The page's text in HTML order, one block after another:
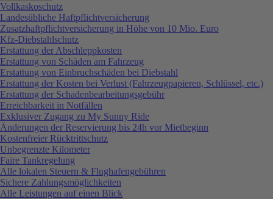
Vollkaskoschutz
Landesübliche Haftpflichtversicherung
Zusatzhaftpflichtversicherung in Höhe von 10 Mio. Euro
Kfz-Diebstahlschutz
Erstattung der Abschleppkosten
Erstattung von Schäden am Fahrzeug
Erstattung von Einbruchschäden bei Diebstahl
Erstattung der Kosten bei Verlust (Fahrzeugpapieren, Schlüssel, etc.)
Erstattung der Schadenbearbeitungsgebühr
Erreichbarkeit in Notfällen
Exklusiver Zugang zu My Sunny Ride
Änderungen der Reservierung bis 24h vor Mietbeginn
Kostenfreier Rücktrittschutz
Unbegrenzte Kilometer
Faire Tankregelung
Alle lokalen Steuern & Flughafengebühren
Sichere Zahlungsmöglichkeiten
Alle Leistungen auf einen Blick